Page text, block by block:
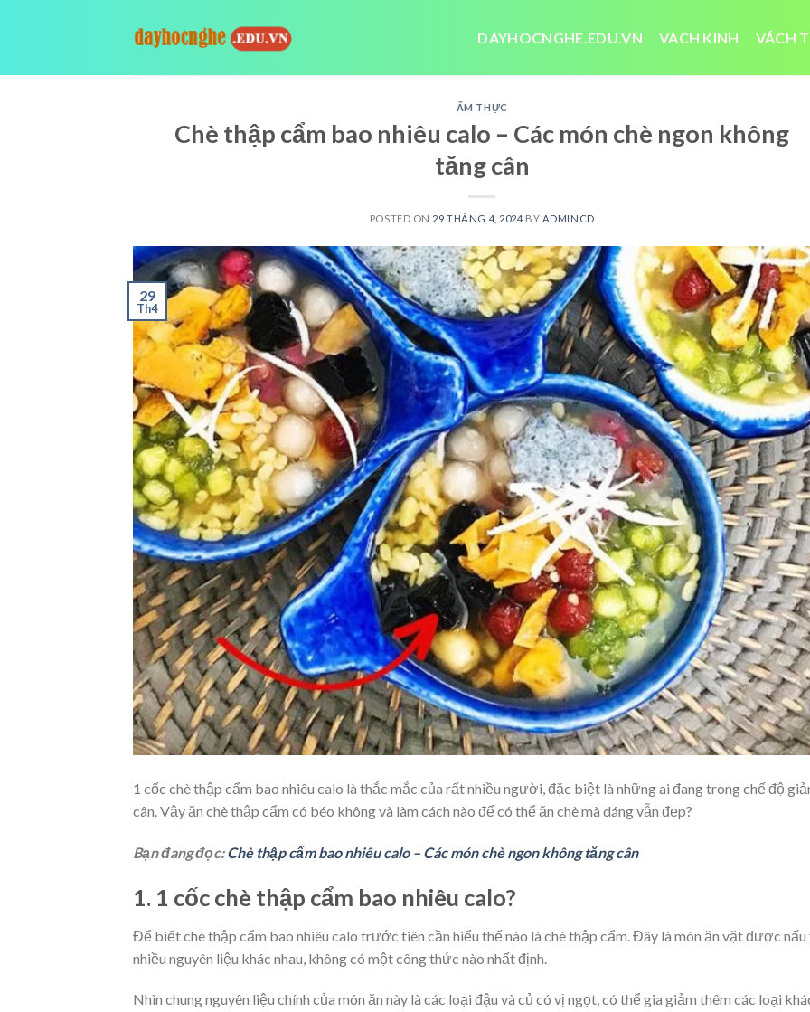
DAYHOCNGHE.EDU.VN VACH KINH VÁCH
ẨM THỰC
Chè thập cẩm bao nhiêu calo – Các món chè ngon không
tăng cân
POSTED ON 29 THÁNG 4, 2024 BY ADMINCD
29
Th4
1 cốc chè thập cẩm bao nhiêu calo là thắc mắc của rất nhiều người, đặc biệt là những ai đang trong chế độ
cân. Vậy ăn chè thập cẩm có béo không và làm cách nào để có thể ăn chè mà dáng vẫn đẹp?
Bạn đang đọc:Chè thập cẩm bao nhiêu calo – Các món chè ngon không tăng cân
1. 1 cốc chè thập cẩm bao nhiêu calo?
Để biết chè thập cẩm bao nhiêu calo trước tiên cần hiểu thế nào là chè thập cẩm. Đây là món ăn vặt được
nhiều nguyên liệu khác nhau, không có một công thức nào nhất định.
Nhìn chung nguyên liệu chính của món ăn này là các loại đậu và củ có vị ngọt, có thể gia giảm thêm các loại